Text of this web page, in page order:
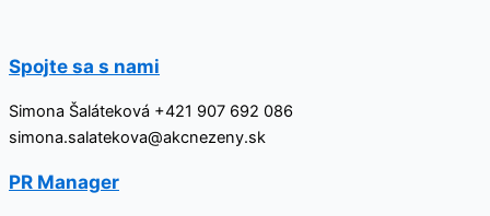
obsah
Spojte sa s nami
Simona Šaláteková +421 907 692 086
simona.salatekova@akcnezeny.sk
PR Manager